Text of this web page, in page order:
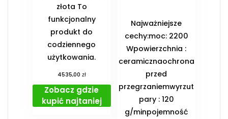
złota To
funkcjonalny
produkt do
codziennego
użytkowania.
4535,00 zł
Zobacz gdzie
kupić najtaniej
Najważniejsze
cechy:moc: 2200
Wpowierzchnia :
ceramicznaochrona
przed
przegrzaniemwyrzut
pary : 120
g/minpojemność